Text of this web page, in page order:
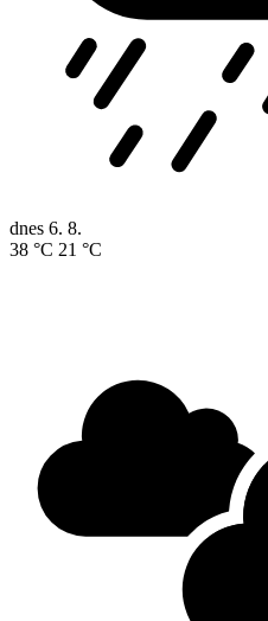
dnes 6. 8.
38 °C 21 °C